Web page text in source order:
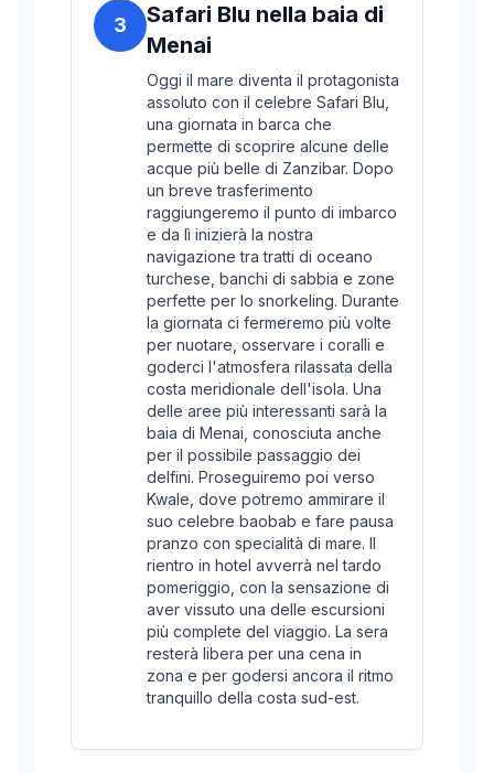
3
Safari Blu nella baia di
Menai
Oggi il mare diventa il protagonista
assoluto con il celebre Safari Blu,
una giornata in barca che
permette di scoprire alcune delle
acque più belle di Zanzibar. Dopo
un breve trasferimento
raggiungeremo il punto di imbarco
e da lì inizierà la nostra
navigazione tra tratti di oceano
turchese, banchi di sabbia e zone
perfette per lo snorkeling. Durante
la giornata ci fermeremo più volte
per nuotare, osservare i coralli e
goderci l'atmosfera rilassata della
costa meridionale dell'isola. Una
delle aree più interessanti sarà la
baia di Menai, conosciuta anche
per il possibile passaggio dei
delfini. Proseguiremo poi verso
Kwale, dove potremo ammirare il
suo celebre baobab e fare pausa
pranzo con specialità di mare. Il
rientro in hotel avverrà nel tardo
pomeriggio, con la sensazione di
aver vissuto una delle escursioni
più complete del viaggio. La sera
resterà libera per una cena in
zona e per godersi ancora il ritmo
tranquillo della costa sud-est.